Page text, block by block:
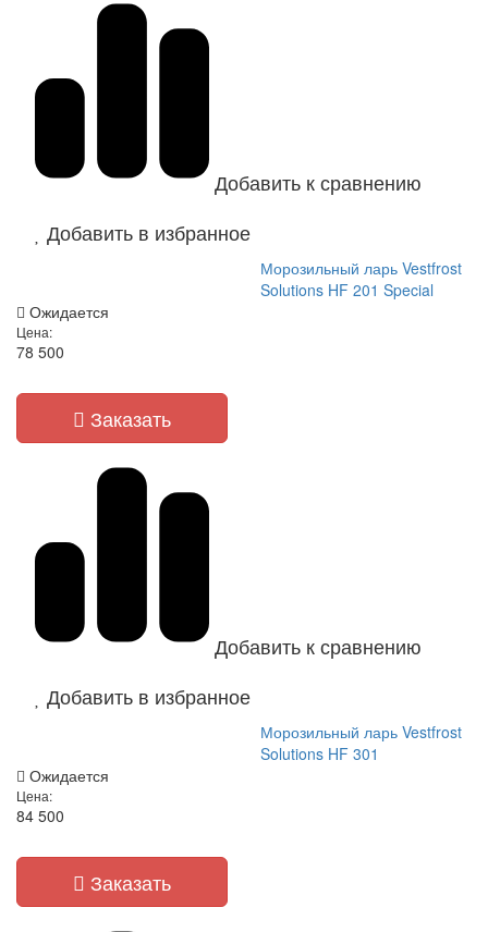
Добавить к сравнению
Добавить в избранное
Морозильный ларь Vestfrost
Solutions HF 201 Special
Ожидается
Цена:
78 500
Заказать
Добавить к сравнению
Добавить в избранное
Морозильный ларь Vestfrost
Solutions HF 301
Ожидается
Цена:
84 500
Заказать